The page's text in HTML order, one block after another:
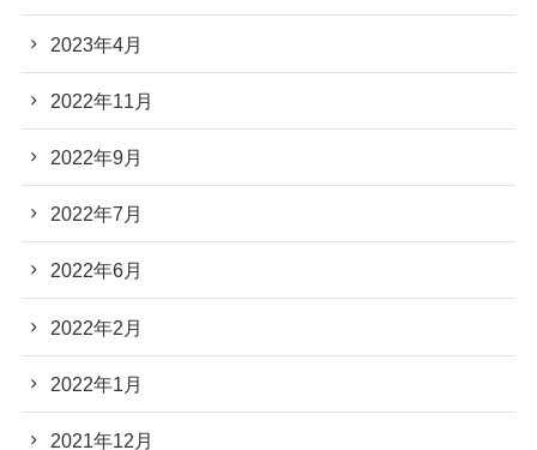
2023年4月
2022年11月
2022年9月
2022年7月
2022年6月
2022年2月
2022年1月
2021年12月